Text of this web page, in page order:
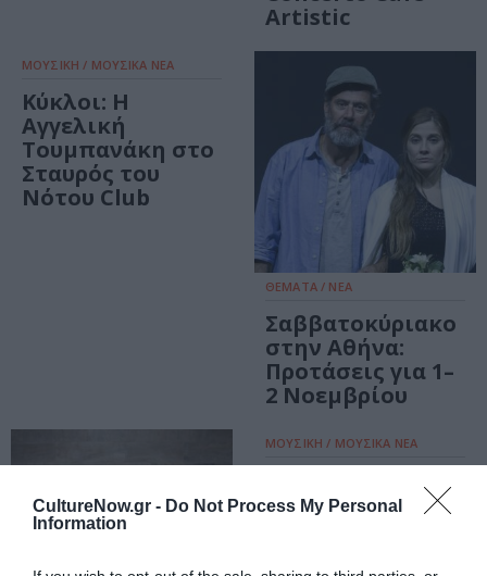
CultureNow.gr - Do Not Process My Personal
Information
Artistic
ΜΟΥΣΙΚΗ / ΜΟΥΣΙΚΑ ΝΕΑ
Κύκλοι: Η
Αγγελική
Τουμπανάκη στο
Σταυρός του
Νότου Club
ΘΕΜΑΤΑ / ΝΕΑ
Σαββατοκύριακο
στην Αθήνα:
Προτάσεις για 1–
2 Νοεμβρίου
ΜΟΥΣΙΚΗ / ΜΟΥΣΙΚΑ ΝΕΑ
Ρεύματα και η